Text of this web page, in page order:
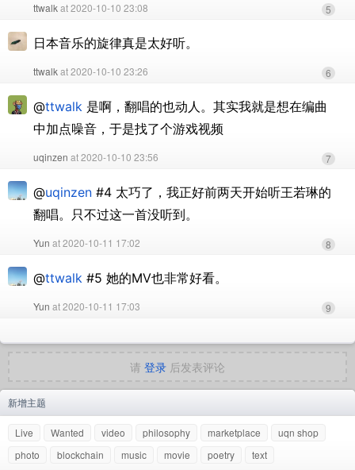
ttwalkat 2020-10-10 23:08 5
日本音乐的旋律真是太好听。
ttwalkat 2020-10-10 23:26 6
@ttwalk 是啊，翻唱的也动人。其实我就是想在编曲
中加点噪音，于是找了个游戏视频
uqinzen at 2020-10-10 23:56 7
@uqinzen #4 太巧了，我正好前两天开始听王若琳的
翻唱。只不过这一首没听到。
Yun at 2020-10-11 17:02 8
@ttwalk #5 她的MV也非常好看。
Yun at 2020-10-11 17:03 9
请 登录 后发表评论
新增主题
Live Wanted video philosophy marketplace
uqn shop
photo
blockchain music movie poetry text